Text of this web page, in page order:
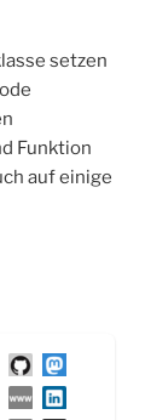
setzen
Funktion
auf einige